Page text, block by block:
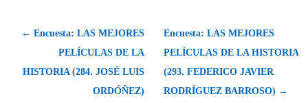
← Encuesta: LAS MEJORES
PELÍCULAS DE LA
HISTORIA (284. JOSÉ LUIS
ORDÓÑEZ)
Encuesta: LAS MEJORES
PELÍCULAS DE LA HISTORIA
(293. FEDERICO JAVIER
RODRÍGUEZ BARROSO) →